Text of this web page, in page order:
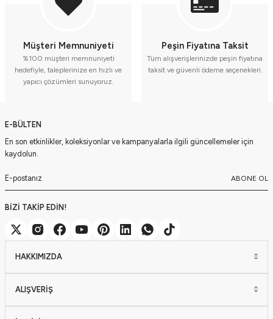
Müşteri Memnuniyeti
%100 müşteri memnuniyeti
hedefiyle, taleplerinize en hızlı ve
yapıcı çözümleri sunuyoruz.
Peşin Fiyatına Taksit
Tüm alışverişlerinizde peşin fiyatına
taksit ve güvenli ödeme seçenekleri.
E-BÜLTEN
En son etkinlikler, koleksiyonlar ve kampanyalarla ilgili güncellemeler için
kaydolun.
ABONE OL
BİZİ TAKİP EDİN!
HAKKIMIZDA
ALIŞVERİŞ